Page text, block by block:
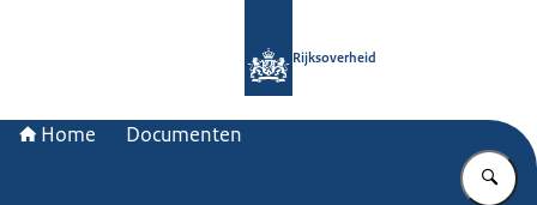
Rijksoverheid
Home Documenten